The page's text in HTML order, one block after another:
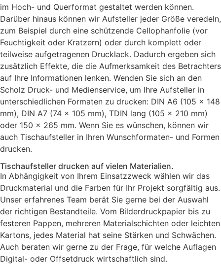
im Hoch- und Querformat gestaltet werden können.
Darüber hinaus können wir Aufsteller jeder Größe veredeln,
zum Beispiel durch eine schützende Cellophanfolie (vor
Feuchtigkeit oder Kratzern) oder durch komplett oder
teilweise aufgetragenen Drucklack. Dadurch ergeben sich
zusätzlich Effekte, die die Aufmerksamkeit des Betrachters
auf Ihre Informationen lenken. Wenden Sie sich an den
Scholz Druck- und Medienservice, um Ihre Aufsteller in
unterschiedlichen Formaten zu drucken: DIN A6 (105 x 148
mm), DIN A7 (74 x 105 mm), TDIN lang (105 x 210 mm)
oder 150 x 265 mm. Wenn Sie es wünschen, können wir
auch Tischaufsteller in Ihren Wunschformaten- und Formen
drucken.
Tischaufsteller drucken auf vielen Materialien.
In Abhängigkeit von Ihrem Einsatzzweck wählen wir das
Druckmaterial und die Farben für Ihr Projekt sorgfältig aus.
Unser erfahrenes Team berät Sie gerne bei der Auswahl
der richtigen Bestandteile. Vom Bilderdruckpapier bis zu
festeren Pappen, mehreren Materialschichten oder leichten
Kartons, jedes Material hat seine Stärken und Schwächen.
Auch beraten wir gerne zu der Frage, für welche Auflagen
Digital- oder Offsetdruck wirtschaftlich sind.